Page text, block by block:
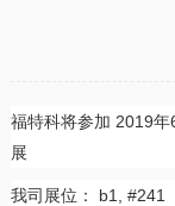
福特科将参加 2019
展
我司展位： b1, #241